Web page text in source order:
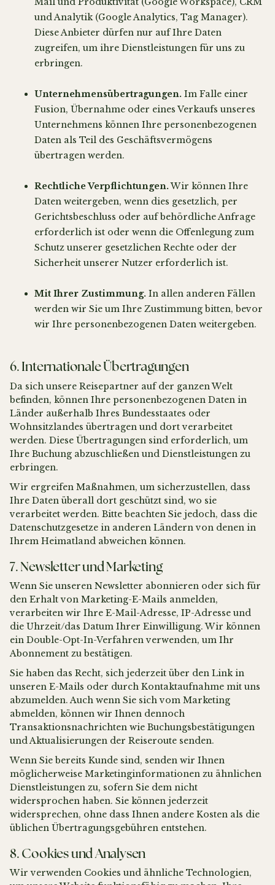
und Analytik (Google Analytics, Tag Manager).
Diese Anbieter dürfen nur auf Ihre Daten
zugreifen, um ihre Dienstleistungen für uns zu
erbringen.
Unternehmensübertragungen. Im Falle einer
Fusion, Übernahme oder eines Verkaufs unseres
Unternehmens können Ihre personenbezogenen
Daten als Teil des Geschäftsvermögens
übertragen werden.
Rechtliche Verpflichtungen.Wir können Ihre
Daten weitergeben, wenn dies gesetzlich, per
Gerichtsbeschluss oder auf behördliche Anfrage
erforderlich ist oder wenn die Offenlegung zum
Schutz unserer gesetzlichen Rechte oder der
Sicherheit unserer Nutzer erforderlich ist.
Mit Ihrer Zustimmung. In allen anderen Fällen
werden wir Sie um Ihre Zustimmung bitten, bevor
wir Ihre personenbezogenen Daten weitergeben.
6. Internationale Übertragungen
Da sich unsere Reisepartner auf der ganzen Welt
befinden, können Ihre personenbezogenen Daten in
Länder außerhalb Ihres Bundesstaates oder
Wohnsitzlandes übertragen und dort verarbeitet
werden. Diese Übertragungen sind erforderlich, um
Ihre Buchung abzuschließen und Dienstleistungen zu
erbringen.
Wir ergreifen Maßnahmen, um sicherzustellen, dass
Ihre Daten überall dort geschützt sind, wo sie
verarbeitet werden. Bitte beachten Sie jedoch, dass die
Datenschutzgesetze in anderen Ländern von denen in
Ihrem Heimatland abweichen können.
7. Newsletter und Marketing
Wenn Sie unseren Newsletter abonnieren oder sich für
den Erhalt von Marketing-E-Mails anmelden,
verarbeiten wir Ihre E-Mail-Adresse, IP-Adresse und
die Uhrzeit/das Datum Ihrer Einwilligung. Wir können
ein Double-Opt-In-Verfahren verwenden, um Ihr
Abonnement zu bestätigen.
Sie haben das Recht, sich jederzeit über den Link in
unseren E-Mails oder durch Kontaktaufnahme mit uns
abzumelden. Auch wenn Sie sich vom Marketing
abmelden, können wir Ihnen dennoch
Transaktionsnachrichten wie Buchungsbestätigungen
und Aktualisierungen der Reiseroute senden.
Wenn Sie bereits Kunde sind, senden wir Ihnen
möglicherweise Marketinginformationen zu ähnlichen
Dienstleistungen zu, sofern Sie dem nicht
widersprochen haben. Sie können jederzeit
widersprechen, ohne dass Ihnen andere Kosten als die
üblichen Übertragungsgebühren entstehen.
8. Cookies und Analysen
Wir verwenden Cookies und ähnliche Technologien,